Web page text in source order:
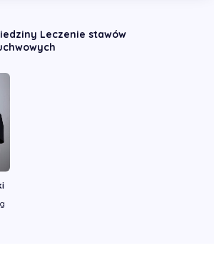
Leczenie stawów